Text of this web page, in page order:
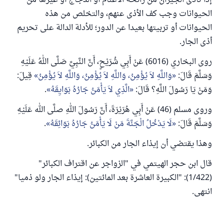
الحيوانات وجب كف الأذى عنهم، والتخلص من هذه
الحيوانات أو تربيتها بعيدا عن الدور؛ للأدلة الدالة على تحريم
أذى الجار.
روى البخاري (6016) عَنْ أَبِي شُرَيْحٍ، أَنَّ النَّبِيَّ صَلَّى اللهُ عَلَيْهِ
وَسَلَّمَ قَالَ: وَاللَّهِ لاَ يُؤْمِنُ، وَاللَّهِ لاَ يُؤْمِنُ، وَاللَّهِ لاَ يُؤْمِنُ قِيلَ:
وَمَنْ يَا رَسُولَ اللَّهِ؟ قَالَ: الَّذِي لاَ يَأْمَنُ جَارُهُ بَوَايِقَهُ .
وروى مسلم (46) عَنْ أَبِي هُرَيْرَةَ، أَنَّ رَسُولَ اللهِ صلَّى الله عَلَيْهِ
وَسَلَّمَ قَالَ: لَا يَدْخُلُ الْجَنَّةَ مَنْ لَا يَأْمَنُ جَارُهُ بَوَائِقَهُ .
وهذا يقتضي أن إيذاء الجار من الكبائر.
قال ابن حجر الهيتمي في "الزواجر عن اقتراف الكبائر"
(1/422): "الكبيرة العاشرة بعد المائتين): إيذاء الجار ولو ذميا"
انتهى.